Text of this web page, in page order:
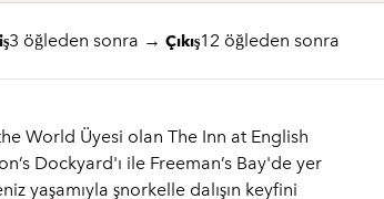
3 öğleden sonra → Çıkış12 öğleden sonra
World Üyesi olan The Inn at English
Dockyard'ı ile Freeman’s Bay'de yer
yaşamıyla şnorkelle dalışın keyfini